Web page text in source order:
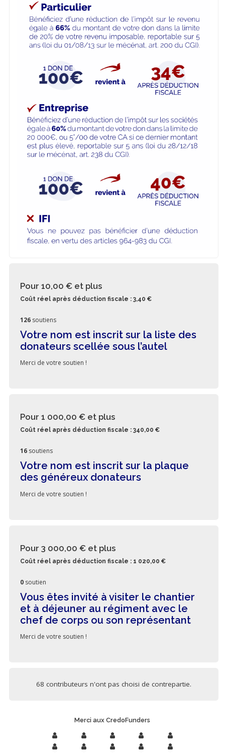
Pour 10,00 € et plus
Coût réel après déduction fiscale : 3,40 €
126 soutiens
Votre nom est inscrit sur la liste des
donateurs scellée sous l’autel
Merci de votre soutien !
Pour 1 000,00 € et plus
Coût réel après déduction fiscale : 340,00 €
16 soutiens
Votre nom est inscrit sur la plaque
des généreux donateurs
Merci de votre soutien !
Pour 3 000,00 € et plus
Coût réel après déduction fiscale : 1 020,00 €
0 soutien
Vous êtes invité à visiter le chantier
et à déjeuner au régiment avec le
chef de corps ou son représentant
Merci de votre soutien !
68 contributeurs n'ont pas choisi de contrepartie.
Merci aux CredoFunders